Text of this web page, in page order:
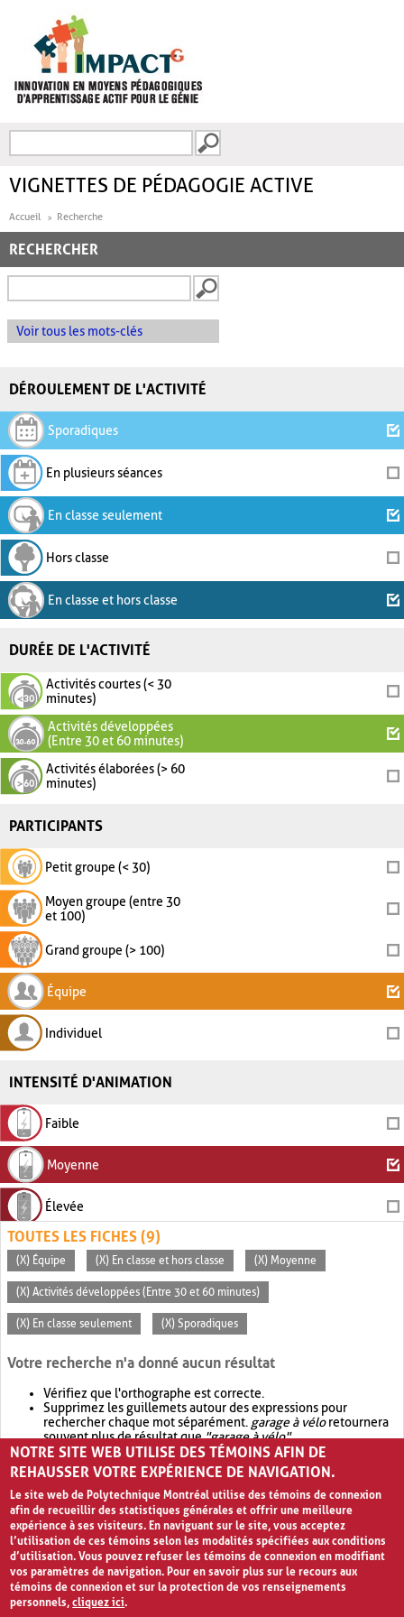
FORMULAIRE DE
VIGNETTES DE PÉDAGOGIE ACTIVE
Accueil Recherche
RECHERCHER
Voir tous les mots-clés
DÉROULEMENT DE L'ACTIVITÉ
Sporadiques
En plusieurs séances
En classe seulement
Hors classe
En classe et hors classe
DURÉE DE L'ACTIVITÉ
Activités courtes (< 30
minutes)
Activités développées
(Entre 30 et 60 minutes)
Activités élaborées (> 60
minutes)
PARTICIPANTS
Petit groupe (< 30)
Moyen groupe (entre 30
et 100)
Grand groupe (> 100)
Équipe
Individuel
INTENSITÉ D'ANIMATION
Faible
Moyenne
Élevée
TOUTES LES FICHES (9)
(X) Équipe (X) En classe et hors classe (X) Moyenne
(X) Activités développées (Entre 30 et 60 minutes)
(X) En classe seulement (X) Sporadiques
Votre recherche n'a donné aucun résultat
Vérifiez que l'orthographe est correcte.
Supprimez les guillemets autour des expressions pour
rechercher chaque mot séparément. garage à véloretournera
souvent plus de résultat que"garage à vélo".
Envisagez d'élargir votre recherche avec OR.garage OR vélo
retournera souvent plus de résultat quegarage à vélo
NOTRE SITE WEB UTILISE DES TÉMOINS AFIN DE
REHAUSSER VOTRE EXPÉRIENCE DE NAVIGATION.
Le site web de Polytechnique Montréal utilise des témoins de connexion
afin de recueillir des statistiques générales et offrir une meilleure
expérience à ses visiteurs. En naviguant sur le site, vous acceptez
l’utilisation de ces témoins selon les modalités spécifiées aux conditions
d’utilisation. Vous pouvez refuser les témoins de connexion en modifiant
vos paramètres de navigation. Pour en savoir plus sur le recours aux
témoins de connexion et sur la protection de vos renseignements
personnels,cliquez ici.